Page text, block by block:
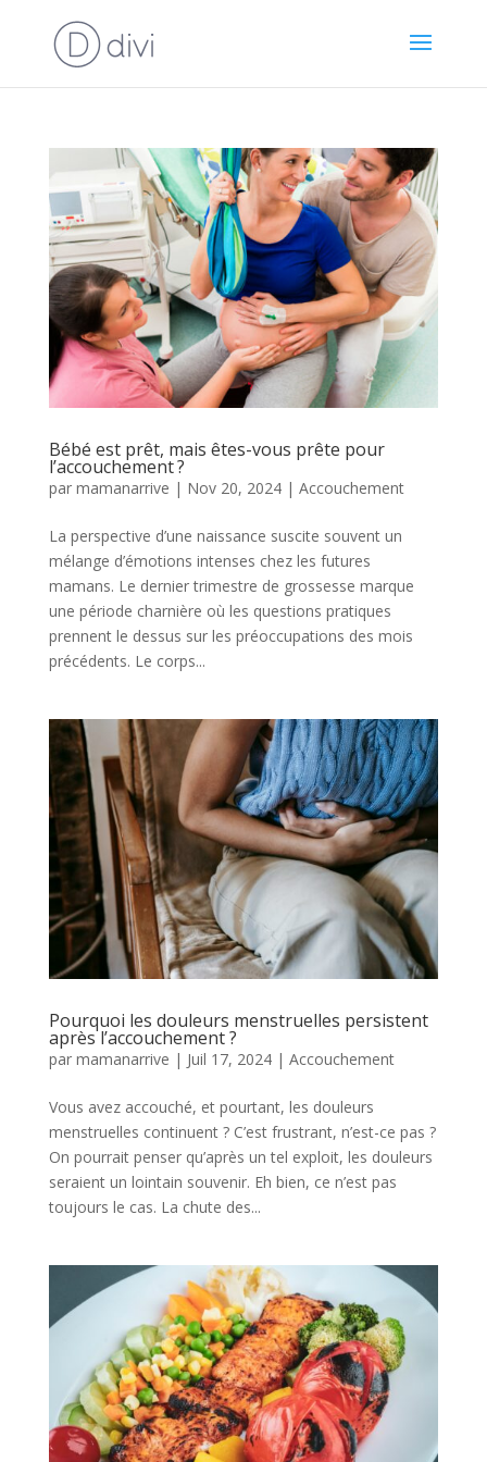
Bébé est prêt, mais êtes-vous prête pour
l’accouchement ?
par mamanarrive | Nov 20, 2024| Accouchement
La perspective d’une naissance suscite souvent un
mélange d’émotions intenses chez les futures
mamans. Le dernier trimestre de grossesse marque
une période charnière où les questions pratiques
prennent le dessus sur les préoccupations des mois
précédents. Le corps...
Pourquoi les douleurs menstruelles persistent
après l’accouchement ?
par mamanarrive | Juil 17, 2024| Accouchement
Vous avez accouché, et pourtant, les douleurs
menstruelles continuent ? C’est frustrant, n’est-ce pas ?
On pourrait penser qu’après un tel exploit, les douleurs
seraient un lointain souvenir. Eh bien, ce n’est pas
toujours le cas. La chute des...